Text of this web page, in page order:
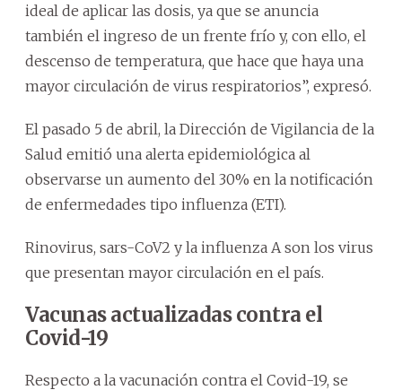
ideal de aplicar las dosis, ya que se anuncia
también el ingreso de un frente frío y, con ello, el
descenso de temperatura, que hace que haya una
mayor circulación de virus respiratorios”, expresó.
El pasado 5 de abril, la Dirección de Vigilancia de la
Salud emitió una alerta epidemiológica al
observarse un aumento del 30% en la notificación
de enfermedades tipo influenza (ETI).
Rinovirus, sars-CoV2 y la influenza A son los virus
que presentan mayor circulación en el país.
Vacunas actualizadas contra el
Covid-19
Respecto a la vacunación contra el Covid-19, se